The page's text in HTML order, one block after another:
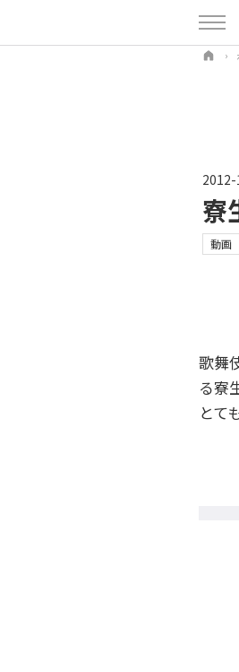
寮
動画
歌舞
る寮
とて